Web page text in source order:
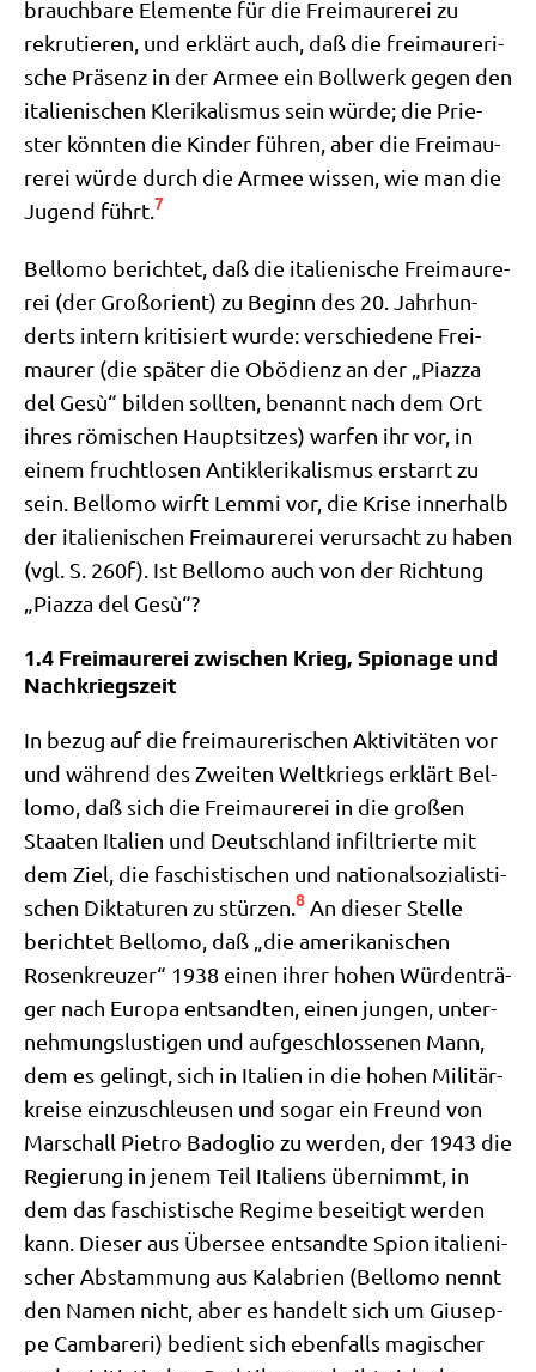
brauch­ba­re Ele­men­te für die Frei­mau­re­rei zu
rekru­tie­ren, und erklärt auch, daß die frei­mau­re­ri­
sche Prä­senz in der Armee ein Boll­werk gegen den
ita­lie­ni­schen Kle­ri­ka­lis­mus sein wür­de; die Prie­
ster könn­ten die Kin­der füh­ren, aber die Frei­mau­
re­rei wür­de durch die Armee wis­sen, wie man die
Jugend führt.7
Bel­lo­mo berich­tet, daß die ita­lie­ni­sche Frei­mau­re­
rei (der Groß­ori­ent) zu Beginn des 20. Jahr­hun­
derts intern kri­ti­siert wur­de: ver­schie­de­ne Frei­
mau­rer (die spä­ter die Obö­di­enz an der „Piaz­za
del Gesù“ bil­den soll­ten, benannt nach dem Ort
ihres römi­schen Haupt­sit­zes) war­fen ihr vor, in
einem frucht­lo­sen Anti­kle­ri­ka­lis­mus erstarrt zu
sein. Bel­lo­mo wirft Lem­mi vor, die Kri­se inner­halb
der ita­lie­ni­schen Frei­mau­re­rei ver­ur­sacht zu haben
(vgl. S. 260f). Ist Bel­lo­mo auch von der Rich­tung
„Piaz­za del Gesù“?
1.4 Freimaurerei zwischen Krieg, Spionage und
Nachkriegszeit
In bezug auf die frei­mau­re­ri­schen Akti­vi­tä­ten vor
und wäh­rend des Zwei­ten Welt­kriegs erklärt Bel­
lo­mo, daß sich die Frei­mau­re­rei in die gro­ßen
Staa­ten Ita­li­en und Deutsch­land infil­trier­te mit
dem Ziel, die faschi­sti­schen und natio­nal­so­zia­li­sti­
schen Dik­ta­tu­ren zu stür­zen.8 An die­ser Stel­le
berich­tet Bel­lo­mo, daß „die ame­ri­ka­ni­schen
Rosen­kreu­zer“ 1938 einen ihrer hohen Wür­den­trä­
ger nach Euro­pa ent­sand­ten, einen jun­gen, unter­
neh­mungs­lu­sti­gen und auf­ge­schlos­se­nen Mann,
dem es gelingt, sich in Ita­li­en in die hohen Mili­tär­
krei­se ein­zu­schleu­sen und sogar ein Freund von
Mar­schall Pie­tro Bado­glio zu wer­den, der 1943 die
Regie­rung in jenem Teil Ita­li­ens über­nimmt, in
dem das faschi­sti­sche Regime besei­tigt wer­den
kann. Die­ser aus Über­see ent­sand­te Spi­on ita­lie­ni­
scher Abstam­mung aus Kala­bri­en (Bel­lo­mo nennt
den Namen nicht, aber es han­delt sich um Giu­sep­
pe Cam­bare­ri) bedient sich eben­falls magi­scher